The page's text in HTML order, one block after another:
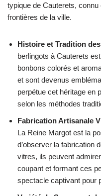
typique de Cauterets,
frontières de la ville.
Histoire et Tradition
berlingots à Cauterets
bonbons colorés et
et sont devenus
perpétue cet héritage en
selon les méthodes
Fabrication Artisanale
La Reine Margot est la
d’observer la fabrication
vitres, ils peuvent
coupant et formant ces
spectacle captivant pour